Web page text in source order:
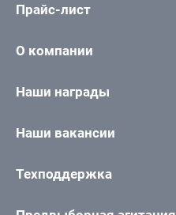
Прайс-лист
О компании
Наши награды
Наши вакансии
Техподдержка